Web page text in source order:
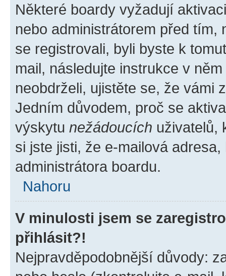
Některé boardy vyžadují
nebo administrátorem před tím,
se registrovali, byli byste k
mail, následujte instrukce v
neobdrželi, ujistěte se, že vámi
Jedním důvodem, proč se
výskytu nežádoucích uživatelů,
si jste jisti, že e-mailová
administrátora boardu.
Nahoru
V minulosti jsem se
přihlásit?!
Nejpravděpodobnější důvody: